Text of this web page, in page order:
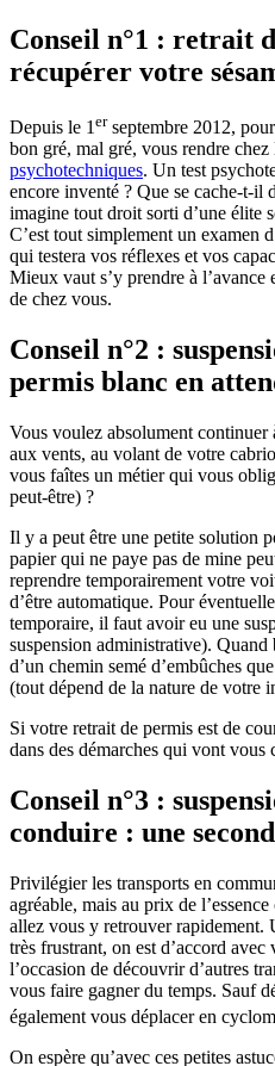
Conseil n°1 : retrait
récupérer votre
Depuis le 1 erseptembre 2012,
bon gré, mal gré, vous rendre chez
psychotechniques. Un test
encore inventé ? Que se cache-t-il
imagine tout droit sorti d’une élite
C’est tout simplement un examen
qui testera vos réflexes et vos
Mieux vaut s’y prendre à l’avance
de chez vous.
Conseil n°2 :
permis blanc en
Vous voulez absolument continuer
aux vents, au volant de votre
vous faîtes un métier qui vous
peut-être) ?
Il y a peut être une petite solution
papier qui ne paye pas de mine
reprendre temporairement votre
d’être automatique. Pour
temporaire, il faut avoir eu une
suspension administrative). Quand
d’un chemin semé d’embûches
(tout dépend de la nature de votre
Si votre retrait de permis est de
dans des démarches qui vont
Conseil n°3 :
conduire : une
Privilégier les transports en
agréable, mais au prix de
allez vous y retrouver rapidement.
très frustrant, on est d’accord avec
l’occasion de découvrir d’autres
vous faire gagner du temps. Sauf
également vous déplacer en
On espère qu’avec ces petites